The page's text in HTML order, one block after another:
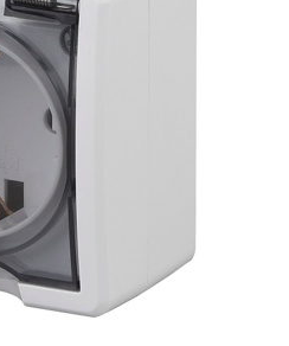
ДАТЧИКИ ДВИЖЕНИЯ И
ДЕКОРАТИВНАЯ ПОДСВЕТКА
ДЕКОРАТИВНЫЕ СВЕТИЛЬНИКИ
ИЗОЛЯЦИОННАЯ ЛЕНТА
ИНФРАКРАСНЫЕ ЛАМПЫ